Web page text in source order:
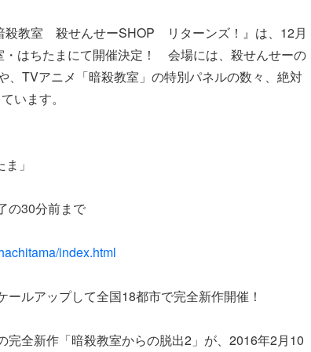
教室 殺せんせーSHOP リターンズ！』は、12月
・はちたまにて開催決定！ 会場には、殺せんせーの
、TVアニメ「暗殺教室」の特別パネルの数々、絶対
います。
」
の30分前まで
index.html
ルアップして全国18都市で完全新作開催！
全新作「暗殺教室からの脱出2」が、2016年2月10